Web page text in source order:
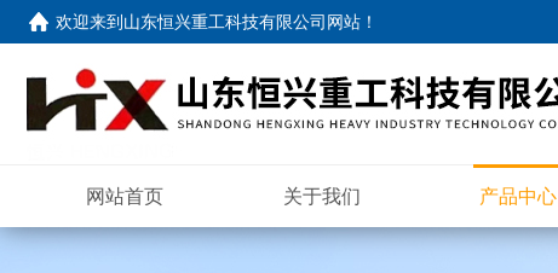
欢迎来到 山东恒兴重工科技有限公司网站 ！
网站首页 关于我们 产品中心